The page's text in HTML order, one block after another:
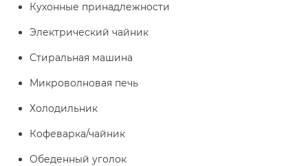
Кухонные принадлежности
Электрический чайник
Стиральная машина
Микроволновая печь
Холодильник
Кофеварка/чайник
Обеденный уголок